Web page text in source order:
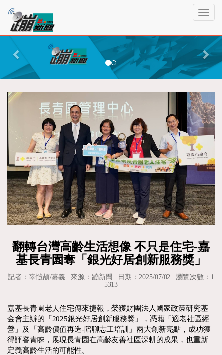
T
g
l
e
i
g
a
o
n
蹦
新
聞P
r
v
i
N
e
x
t
翻轉台灣高齡生活想像 不只是住宅-嘉
基長青園奪「銀光好居創新服務獎」
記者：辜愷頡/嘉義 | 來源：蹦新聞 | 日期：2025/07/02 | 瀏覽次數：1
5313
嘉基長青園老人住宅傳來捷報，榮獲財團法人國家政策研究基
金會主辦的「2025銀光好居創新服務獎」，憑藉「適老社區經
營」及「高齡價值再造-陪聊志工培訓」兩大創新亮點，成功獲
得評審青睞，展現長青園在高齡友善社區深耕的成果，也重新
定義高齡生活的可能性。